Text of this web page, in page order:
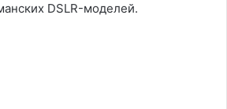
DSLR-моделей.